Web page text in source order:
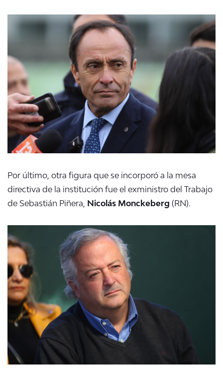
Por último, otra figura que se incorporó a la mesa
directiva de la institución fue el exministro del Trabajo
de Sebastián Piñera, Nicolás Monckeberg (RN).